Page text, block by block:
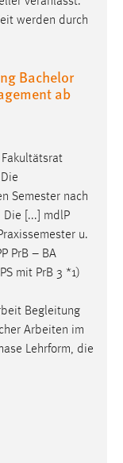
werden durch
Bachelor
ab
Semester nach
Die [...] mdlP
u.
PrB – BA
mit PrB 3 *1)
Begleitung
Arbeiten im
Lehrform, die